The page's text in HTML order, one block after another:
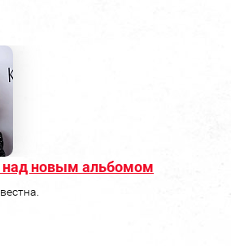
над новым альбомом